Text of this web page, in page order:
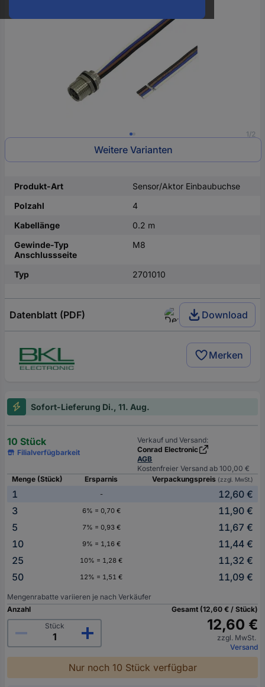
1/2
Weitere Varianten
Produkt-Art
Sensor/Aktor Einbaubuchse
Polzahl
4
Kabellänge
0.2 m
Gewinde-Typ
Anschlussseite
M8
Typ 2701010
Datenblatt (PDF) Download
Merken
Sofort-Lieferung Di., 11. Aug.
10 Stück
Filialverfügbarkeit
Verkauf und Versand:
Conrad Electronic
AGB
Kostenfreier Versand ab 100,00 €
Menge (Stück)
Ersparnis Verpackungspreis (zzgl. MwSt.)
1 -
12,60 €
3
6% = 0,70 €
11,90 €
5
7% = 0,93 €
11,67 €
10
9% = 1,16 €
11,44 €
25
10% = 1,28 €
11,32 €
50
12% = 1,51 € 11,09 €
Mengenrabatte variieren je nach Verkäufer
Anzahl
Stück
Gesamt (12,60 € / Stück)
12,60 €
zzgl. MwSt.
Versand
Nur noch 10 Stück verfügbar